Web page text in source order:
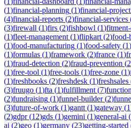
(1)financial-planning (1)financial-
(4)financial-reports (2)financial-services
(3)firewall (1)firs (2)fishbowl (1)fitment-
(1)fleet-management (1)flipkart (2)food-
(1)food-manufacturing (1)food-safety (1)
(1)formulas (1)framework (2)france (1)
(1)fraud-detection (2)fraud-prevention (2
(1)free-tool (1)free-tools (1)free-zone (1)
(1)freshbooks (2)freshdesk (1)freshsales
(3)fruugo (1)fta (1)fulfillment (7)
(2)fundraising (1)funnel-builder(2)
(3)future-of-work (1)gantt (1)gateway (1
(2)gdpr(12)gds (1)gemini (1)general-ai (
ai (2)geo (1)germany (23)getting-started